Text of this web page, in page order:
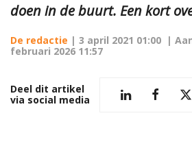
doen in de buurt. Een kort
De redactie | 3 april 2021 01:00 |
februari 2026 11:57
Deel dit artikel
via social media